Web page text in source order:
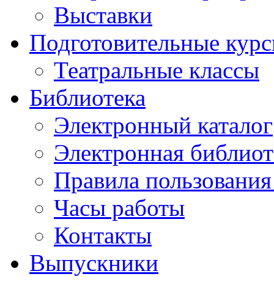
Выставки
Подготовительные
Театральные классы
Библиотека
Электронный каталог
Электронная
Правила
Часы работы
Контакты
Выпускники